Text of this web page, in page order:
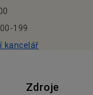
199
kancelář
Zdroje